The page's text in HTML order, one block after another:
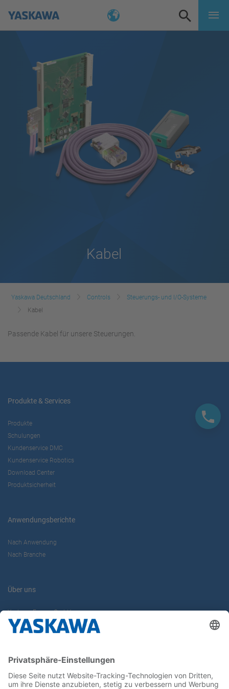
Kabel
Yaskawa Deutschland Controls
Steuerungs- und I/O-Systeme
Kabel
Passende Kabel für unsere Steuerungen.
Produkte & Services
Produkte
Schulungen
Kundenservice DMC
Kundenservice Robotics
Download Center
Produktsicherheit
Anwendungsberichte
Nach Anwendung
Nach Branche
Über uns
Yaskawa Europe GmbH
Karriere
Newsletter